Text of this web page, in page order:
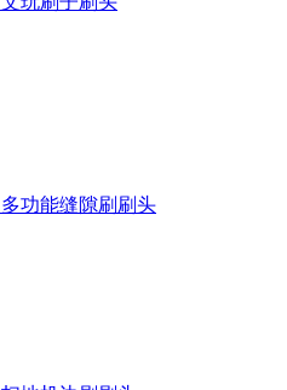
多功能缝隙刷刷头